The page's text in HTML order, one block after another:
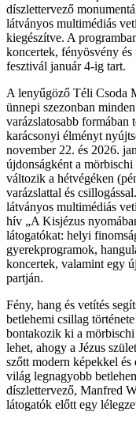
díszlettervező
látványos multimédiás
kiegészítve. A
koncertek, fényösvény és
fesztivál január 4-ig tart.
A lenyűgöző Téli Csoda
ünnepi szezonban
varázslatosabb formában
karácsonyi élményt
november 22. és 2026.
újdonságként a
változik a hétvégéken
varázslattal és
látványos multimédiás
hív „A Kisjézus
látogatókat: helyi
gyerekprogramok,
koncertek, valamint egy
partján.
Fény, hang és vetítés
betlehemi csillag
bontakozik ki a
lehet, ahogy a Jézus
szőtt modern képekkel és
világ legnagyobb
díszlettervező, Manfred
látogatók előtt egy